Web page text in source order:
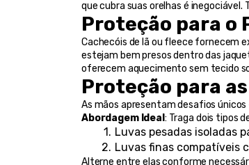
que cubra suas orelhas é
Proteção para o
Cachecóis de lã ou fleece fornecem
estejam bem presos dentro das
oferecem aquecimento sem tecido
Proteção para
As mãos apresentam desafios
Abordagem Ideal : Traga dois tipos
Luvas pesadas isoladas
Luvas finas compatíveis
Alterne entre elas conforme